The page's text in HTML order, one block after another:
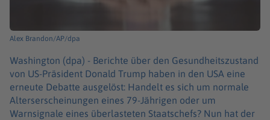
Alex Brandon/AP/dpa
Washington (dpa) - Berichte über den Gesundheitszustand
von US-Präsident Donald Trump haben in den USA eine
erneute Debatte ausgelöst: Handelt es sich um normale
Alterserscheinungen eines 79-Jährigen oder um
Warnsignale eines überlasteten Staatschefs? Nun hat der